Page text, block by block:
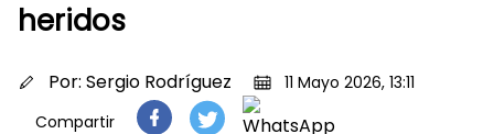
heridos
Por: Sergio Rodríguez
11 Mayo 2026, 13:11
Compartir